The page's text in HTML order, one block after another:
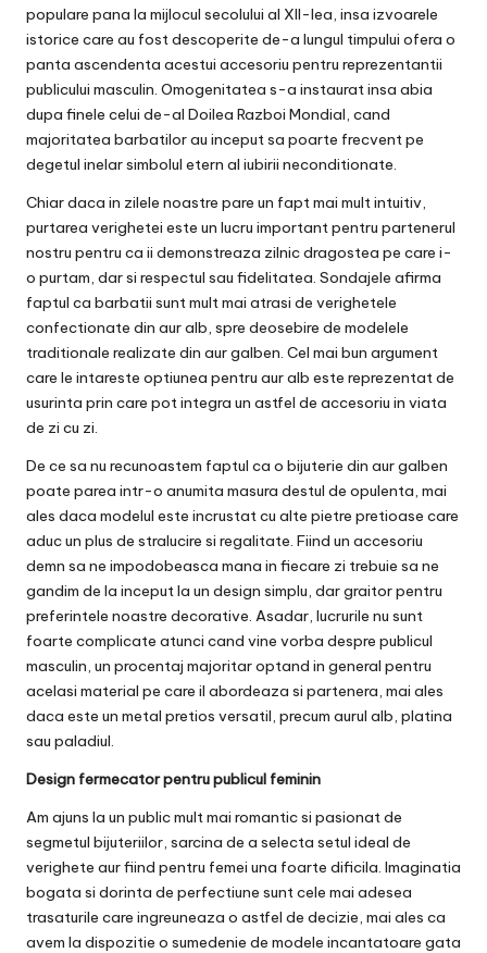
populare pana la mijlocul secolului al XII-lea, insa izvoarele
istorice care au fost descoperite de-a lungul timpului ofera o
panta ascendenta acestui accesoriu pentru reprezentantii
publicului masculin. Omogenitatea s-a instaurat insa abia
dupa finele celui de-al Doilea Razboi Mondial, cand
majoritatea barbatilor au inceput sa poarte frecvent pe
degetul inelar simbolul etern al iubirii neconditionate.
Chiar daca in zilele noastre pare un fapt mai mult intuitiv,
purtarea verighetei este un lucru important pentru partenerul
nostru pentru ca ii demonstreaza zilnic dragostea pe care i-
o purtam, dar si respectul sau fidelitatea. Sondajele afirma
faptul ca barbatii sunt mult mai atrasi de verighetele
confectionate din aur alb, spre deosebire de modelele
traditionale realizate din aur galben. Cel mai bun argument
care le intareste optiunea pentru aur alb este reprezentat de
usurinta prin care pot integra un astfel de accesoriu in viata
de zi cu zi.
De ce sa nu recunoastem faptul ca o bijuterie din aur galben
poate parea intr-o anumita masura destul de opulenta, mai
ales daca modelul este incrustat cu alte pietre pretioase care
aduc un plus de stralucire si regalitate. Fiind un accesoriu
demn sa ne impodobeasca mana in fiecare zi trebuie sa ne
gandim de la inceput la un design simplu, dar graitor pentru
preferintele noastre decorative. Asadar, lucrurile nu sunt
foarte complicate atunci cand vine vorba despre publicul
masculin, un procentaj majoritar optand in general pentru
acelasi material pe care il abordeaza si partenera, mai ales
daca este un metal pretios versatil, precum aurul alb, platina
sau paladiul.
Design fermecator pentru publicul feminin
Am ajuns la un public mult mai romantic si pasionat de
segmetul bijuteriilor, sarcina de a selecta setul ideal de
verighete aur fiind pentru femei una foarte dificila. Imaginatia
bogata si dorinta de perfectiune sunt cele mai adesea
trasaturile care ingreuneaza o astfel de decizie, mai ales ca
avem la dispozitie o sumedenie de modele incantatoare gata